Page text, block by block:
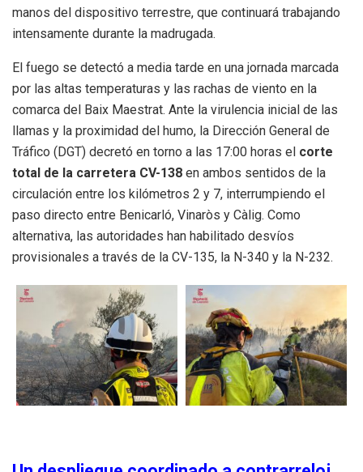
manos del dispositivo terrestre, que continuará trabajando
intensamente durante la madrugada.
El fuego se detectó a media tarde en una jornada marcada
por las altas temperaturas y las rachas de viento en la
comarca del Baix Maestrat. Ante la virulencia inicial de las
llamas y la proximidad del humo, la Dirección General de
Tráfico (DGT) decretó en torno a las 17:00 horas el corte
total de la carretera CV-138 en ambos sentidos de la
circulación entre los kilómetros 2 y 7, interrumpiendo el
paso directo entre Benicarló, Vinaròs y Càlig. Como
alternativa, las autoridades han habilitado desvíos
provisionales a través de la CV-135, la N-340 y la N-232.